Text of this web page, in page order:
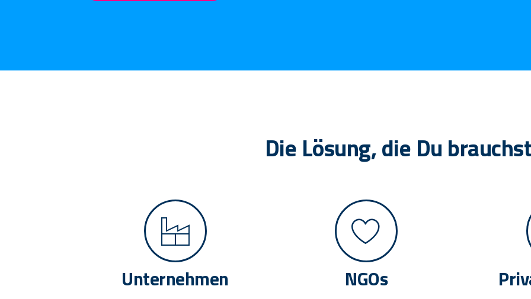
Die Lösung, die Du
Unternehmen NGOs